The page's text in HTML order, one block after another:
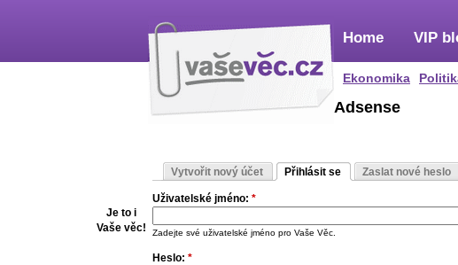
Home
Ekonomika
VIP
Je to i
Vaše věc!
Adsense
Vytvořit nový účet Přihlásit se Zaslat nové heslo
Uživatelské jméno: *
Zadejte své uživatelské jméno pro Vaše Věc.
Heslo: *